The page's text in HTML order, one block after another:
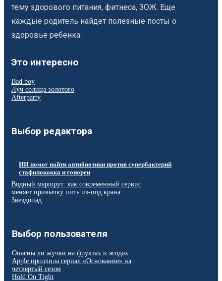
тему здорового питания, фитнеса, ЗОЖ. Еще
каждые родитель найдет полезные посты о
здоровье ребенка.
Это интересно
Bad boy
Луч солнца золотого
Afterparty
Выбор редактора
ИИ помог найти антибиотики против супербактерий
стафилококка и гонореи
Водный маршрут: как современный сервис
меняет привычку пить из-под крана
Звездопад
Выбор пользователя
Опасны ли жучки на фруктах и ягодах
Apple продлила сериал «Основание» на
четвёртый сезон
Hold On Tight